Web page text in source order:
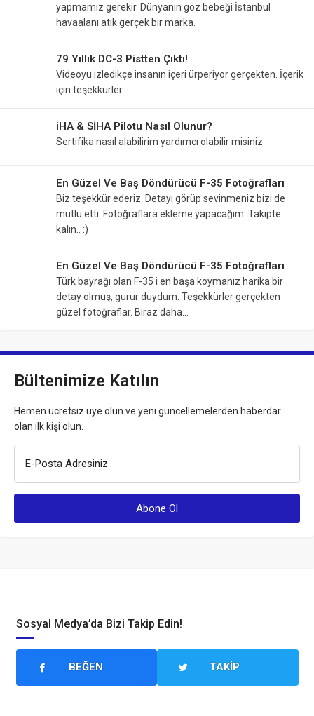
yapmamız gerekir. Dünyanın göz bebeği İstanbul
havaalanı atık gerçek bir marka.
79 Yıllık DC-3 Pistten Çıktı!
Videoyu izledikçe insanın içeri ürperiyor gerçekten. İçerik
için teşekkürler.
iHA & SİHA Pilotu Nasıl Olunur?
Sertifika nasıl alabilirim yardımcı olabilir misiniz
En Güzel Ve Baş Döndürücü F-35 Fotoğrafları
Biz teşekkür ederiz. Detayı görüp sevinmeniz bizi de
mutlu etti. Fotoğraflara ekleme yapacağım. Takipte
kalın.. :)
En Güzel Ve Baş Döndürücü F-35 Fotoğrafları
Türk bayrağı olan F-35 i en başa koymanız harika bir
detay olmuş, gurur duydum. Teşekkürler gerçekten
güzel fotoğraflar. Biraz daha…
Bültenimize Katılın
Hemen ücretsiz üye olun ve yeni güncellemelerden haberdar
olan ilk kişi olun.
E-Posta Adresiniz
Sosyal Medya’da Bizi Takip Edin!
BEĞEN TAKIP